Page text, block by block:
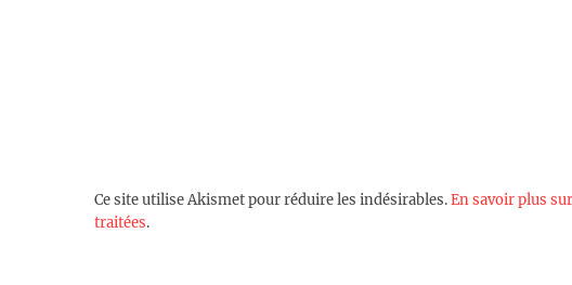
Ce site utilise Akismet pour réduire les indésirables.En savoir plus
traitées.